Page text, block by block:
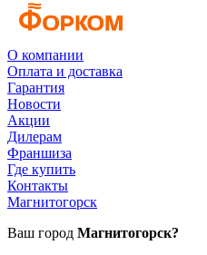
О компании
Оплата и доставка
Гарантия
Новости
Акции
Дилерам
Франшиза
Где купить
Контакты
Магнитогорск
Ваш город Магнитогорск?